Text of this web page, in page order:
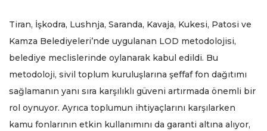
Tiran, İşkodra, Lushnja, Saranda, Kavaja, Kukesi, Patosi ve
Kamza Belediyeleri’nde uygulanan LOD metodolojisi,
belediye meclislerinde oylanarak kabul edildi. Bu
metodoloji, sivil toplum kuruluşlarına şeffaf fon dağıtımı
sağlamanın yanı sıra karşılıklı güveni artırmada önemli bir
rol oynuyor. Ayrıca toplumun ihtiyaçlarını karşılarken
kamu fonlarının etkin kullanımını da garanti altına alıyor,